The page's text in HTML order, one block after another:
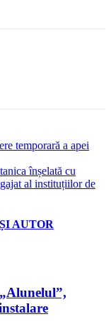
temporară a apei
înșelată cu
al instituțiilor de
AUTOR